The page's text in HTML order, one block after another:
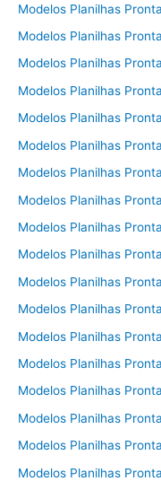
Modelos Planilhas
Modelos Planilhas
Modelos Planilhas
Modelos Planilhas
Modelos Planilhas
Modelos Planilhas
Modelos Planilhas
Modelos Planilhas
Modelos Planilhas
Modelos Planilhas
Modelos Planilhas
Modelos Planilhas
Modelos Planilhas
Modelos Planilhas
Modelos Planilhas
Modelos Planilhas
Modelos Planilhas
Modelos Planilhas